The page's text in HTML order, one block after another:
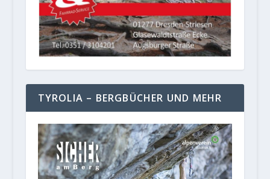
TYROLIA – BERGBÜCHER UND MEHR